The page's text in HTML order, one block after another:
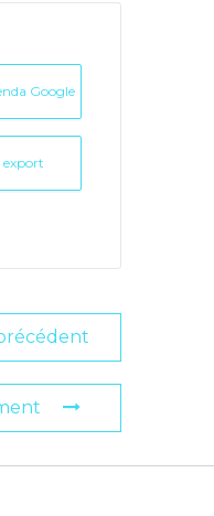
Google
export